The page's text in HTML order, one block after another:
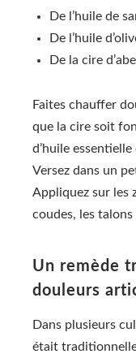
De l’huile de
De l’huile
De la cire
Faites chauffer
que la cire soit
d’huile
Versez dans un
Appliquez sur les
coudes, les talons
Un remède
douleurs
Dans plusieurs
était